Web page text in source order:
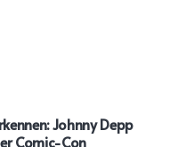
Johnny Depp
Comic-Con